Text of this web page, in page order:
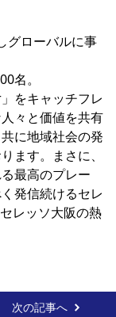
グローバルに事
名。
をキャッチフレ
々と価値を共有
に地域社会の発
ます。まさに、
最高のプレー
発信続けるセレ
レッソ大阪の熱
次の記事へ